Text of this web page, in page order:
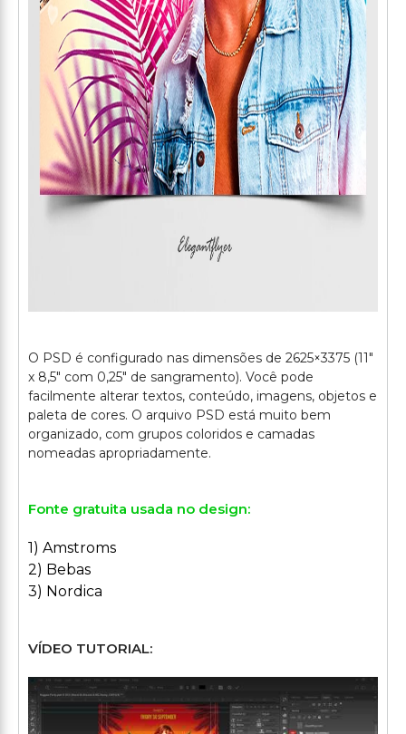
O PSD é configurado nas dimensões de 2625×3375 (11"
x 8,5" com 0,25" de sangramento). Você pode
facilmente alterar textos, conteúdo, imagens, objetos e
paleta de cores. O arquivo PSD está muito bem
organizado, com grupos coloridos e camadas
Fonte gratuita usada no design:
1) Amstroms
2) Bebas
3) Nordica
VÍDEO TUTORIAL: